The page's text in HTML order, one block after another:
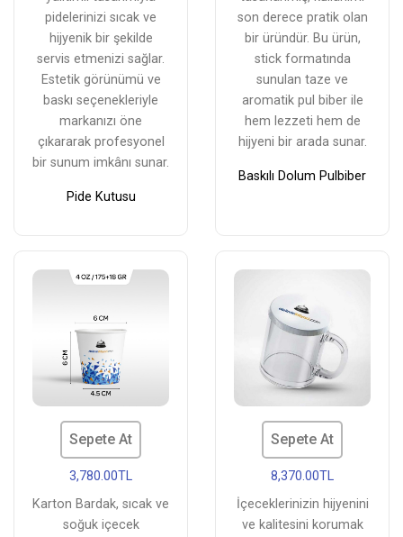
pidelerinizi sıcak ve
hijyenik bir şekilde
servis etmenizi sağlar.
Estetik görünümü ve
baskı seçenekleriyle
markanızı öne
çıkararak profesyonel
bir sunum imkânı sunar.
Pide Kutusu
son derece pratik olan
bir üründür. Bu ürün,
stick formatında
sunulan taze ve
aromatik pul biber ile
hem lezzeti hem de
hijyeni bir arada sunar.
Baskılı Dolum Pulbiber
Sepete At
3,780.00TL
Karton Bardak, sıcak ve
soğuk içecek
Sepete At
8,370.00TL
İçeceklerinizin hijyenini
ve kalitesini korumak